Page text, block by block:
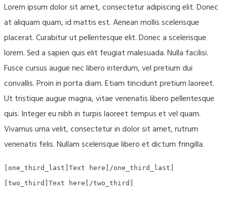
Lorem ipsum dolor sit amet, consectetur adipiscing elit. Donec
at aliquam quam, id mattis est. Aenean mollis scelerisque
placerat. Curabitur ut pellentesque elit. Donec a scelerisque
lorem. Sed a sapien quis elit feugiat malesuada. Nulla facilisi.
Fusce cursus augue nec libero interdum, vel pretium dui
convallis. Proin in porta diam. Etiam tincidunt pretium laoreet.
Ut tristique augue magna, vitae venenatis libero pellentesque
quis. Integer eu nibh in turpis laoreet tempus et vel quam.
Vivamus urna velit, consectetur in dolor sit amet, rutrum
venenatis felis. Nullam scelerisque libero et dictum fringilla.
[one_third_last]Text here[/one_third_last]
[two_third]Text here[/two_third]